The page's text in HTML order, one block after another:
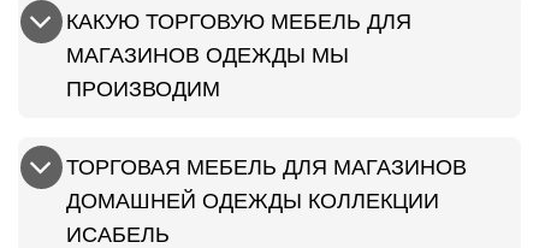
КАКУЮ ТОРГОВУЮ МЕБЕЛЬ ДЛЯ
МАГАЗИНОВ ОДЕЖДЫ МЫ
ПРОИЗВОДИМ
ТОРГОВАЯ МЕБЕЛЬ ДЛЯ МАГАЗИНОВ
ДОМАШНЕЙ ОДЕЖДЫ КОЛЛЕКЦИИ
ИСАБЕЛЬ